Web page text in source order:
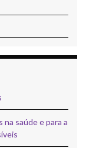
saúde e para a